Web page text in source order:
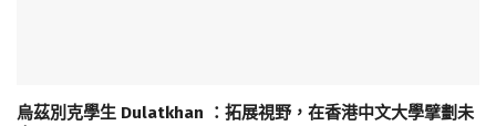
烏茲別克學生 Dulatkhan ：拓展視野，在香港中文大學擘劃未